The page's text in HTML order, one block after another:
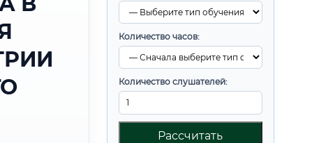
Количество часов:
Количество слушателей:
Рассчитать